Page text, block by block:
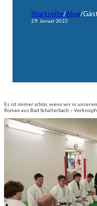
Startseite/Blog/
29. Januar 2023
Es ist immer schön, wenn wir in
Roman aus Bad Schallerbach –